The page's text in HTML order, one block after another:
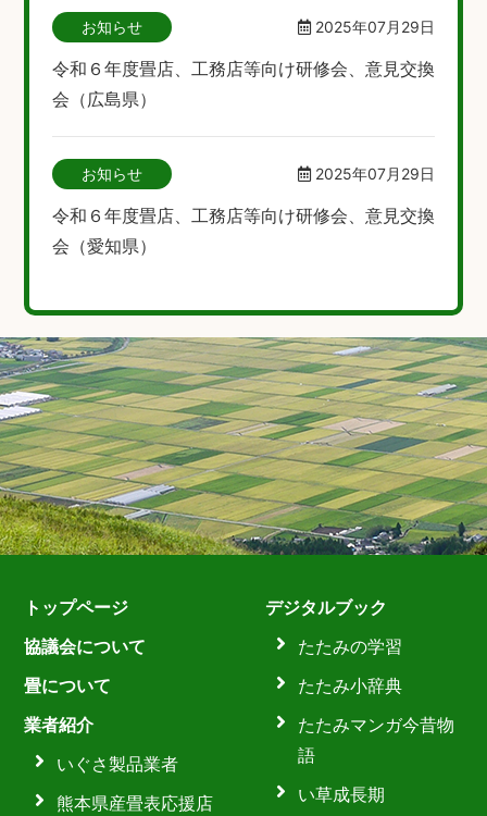
お知らせ 2025年07月29日
令和６年度畳店、工務店等向け研修会、意見交換
会（広島県）
お知らせ 2025年07月29日
令和６年度畳店、工務店等向け研修会、意見交換
会（愛知県）
トップページ
協議会について
畳について
業者紹介
いぐさ製品業者
熊本県産畳表応援店
デジタルブック
たたみの学習
たたみ小辞典
たたみマンガ今昔物
語
い草成長期